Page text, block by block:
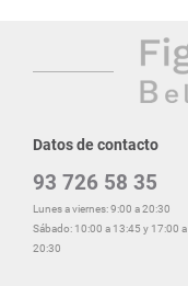
Datos de contacto
93 726 58 35
Lunes a viernes: 9:00 a 20:30
Sábado: 10:00 a 13:45 y 17:00 a
20:30